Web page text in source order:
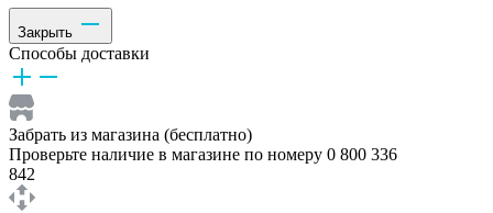
Закрыть
Способы доставки
Забрать из магазина (бесплатно)
Проверьте наличие в магазине по номеру 0 800 336
842